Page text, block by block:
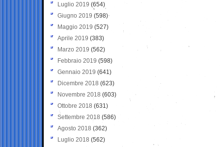
Luglio 2019 (654)
Giugno 2019 (598)
Maggio 2019 (527)
Aprile 2019 (383)
Marzo 2019 (562)
Febbraio 2019 (598)
Gennaio 2019 (641)
Dicembre 2018 (623)
Novembre 2018 (603)
Ottobre 2018 (631)
Settembre 2018 (586)
Agosto 2018 (362)
Luglio 2018 (562)